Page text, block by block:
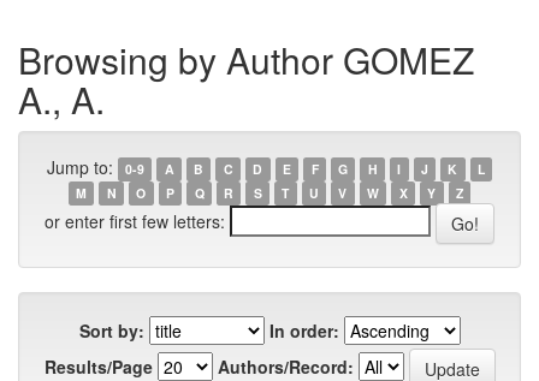
Browsing by Author GOMEZ
A., A.
Jump to: 0-9 A B C D E F G H I J K
L
M
N O P Q R S T U V W X Y Z
or enter first few letters:
Sort by:
In order:
Results/Page
Authors/Record: